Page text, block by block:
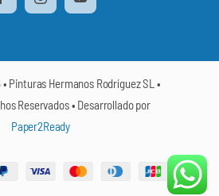
Pinturas Hermanos Rodríguez SL •
Reservados • Desarrollado por
Paper2Ready